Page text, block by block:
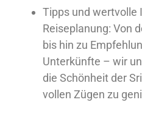
Tipps und wertvolle
Reiseplanung: Von
bis hin zu
Unterkünfte – wir
die Schönheit der
vollen Zügen zu